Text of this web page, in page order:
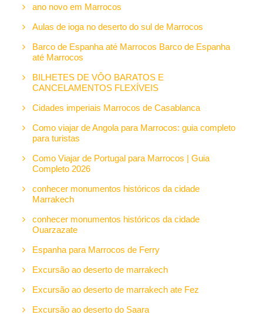
ano novo em Marrocos
Aulas de ioga no deserto do sul de Marrocos
Barco de Espanha até Marrocos Barco de Espanha
até Marrocos
BILHETES DE VÔO BARATOS E
CANCELAMENTOS FLEXÍVEIS
Cidades imperiais Marrocos de Casablanca
Como viajar de Angola para Marrocos: guia completo
para turistas
Como Viajar de Portugal para Marrocos | Guia
Completo 2026
conhecer monumentos históricos da cidade
Marrakech
conhecer monumentos históricos da cidade
Ouarzazate
Espanha para Marrocos de Ferry
Excursão ao deserto de marrakech
Excursão ao deserto de marrakech ate Fez
Excursão ao deserto do Saara